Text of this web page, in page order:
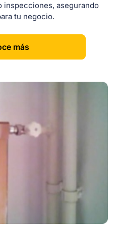
inspecciones, asegurando
tu negocio.
más]